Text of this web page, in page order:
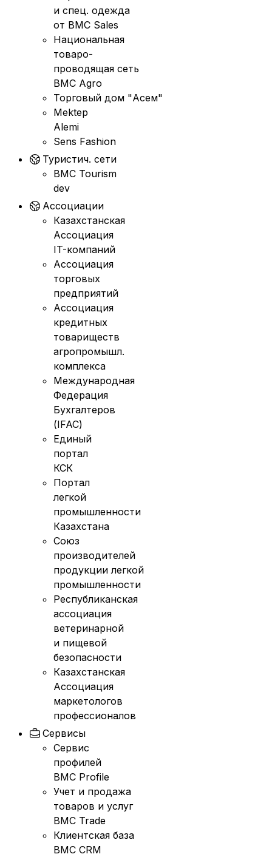
и спец. одежда
от BMC Sales
Национальная
товаро-
проводящая сеть
BMC Agro
Торговый дом "Асем"
Mektep
Alemi
Sens Fashion
Туристич. сети
BMC Tourism
dev
Ассоциации
Казахстанская
Ассоциация
IT-компаний
Ассоциация
торговых
предприятий
Ассоциация
кредитных
товариществ
агропромышл.
комплекса
Международная
Федерация
Бухгалтеров
(IFAC)
Единый
портал
КСК
Портал
легкой
промышленности
Казахстана
Союз
производителей
продукции легкой
промышленности
Республиканская
ассоциация
ветеринарной
и пищевой
безопасности
Казахстанская
Ассоциация
маркетологов
профессионалов
Сервисы
Сервис
профилей
BMC Profile
Учет и продажа
товаров и услуг
BMC Trade
Клиентская база
BMC CRM